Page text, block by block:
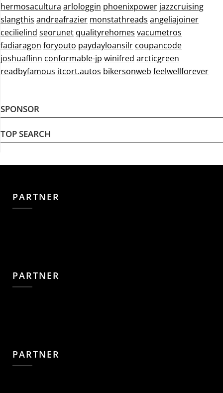
hermosacultura arlologgin phoenixpower jazzcruising
slangthis andreafrazier monstathreads angeliajoiner
cecilielind seorunet qualityrehomes vacumetros
fadiaragon foryouto paydayloansilr coupancode
joshuaflinn conformable-jp winifred arcticgreen
readbyfamous itcort.autos bikersonweb feelwellforever
SPONSOR
TOP SEARCH
PARTNER
PARTNER
PARTNER